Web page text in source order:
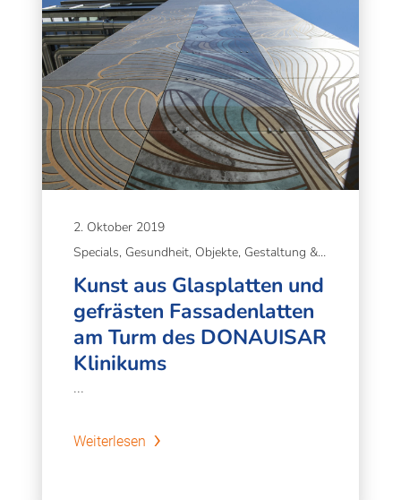
2. Oktober 2019
Specials, Gesundheit, Objekte, Gestaltung & Gesundheit
Kunst aus Glasplatten und
gefrästen Fassadenlatten
am Turm des DONAUISAR
Klinikums
...
Weiterlesen